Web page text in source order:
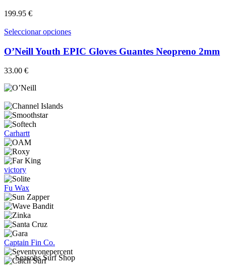
se
pueden
elegir
en
199.95 €
Seleccionar opcionesEste
tiene
múltiples
O’Neill Youth EPIC Gloves Guantes Neopreno 2mm
33.00 €
Carhartt
victory
Fu Wax
Captain Fin Co.
Seasons Surf Shop